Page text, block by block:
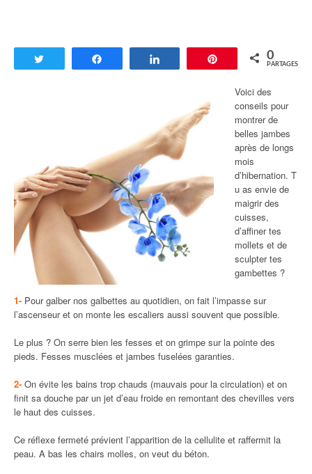
Enregistrer
0
PARTAGES
Voici des
conseils pour
montrer de
belles jambes
après de longs
mois
d’hibernation. T
u as envie de
maigrir des
cuisses,
d’affiner tes
mollets et de
sculpter tes
gambettes ?
1- Pour galber nos galbettes au quotidien, on fait l’impasse sur
l’ascenseur et on monte les escaliers aussi souvent que possible.
Le plus ? On serre bien les fesses et on grimpe sur la pointe des
pieds. Fesses musclées et jambes fuselées garanties.
2- On évite les bains trop chauds (mauvais pour la circulation) et on
finit sa douche par un jet d’eau froide en remontant des chevilles vers
le haut des cuisses.
Ce réflexe fermeté prévient l’apparition de la cellulite et raffermit la
peau. A bas les chairs molles, on veut du béton.